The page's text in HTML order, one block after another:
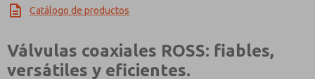
Catálogo de productos
Válvulas coaxiales ROSS: fiables,
versátiles y eficientes.